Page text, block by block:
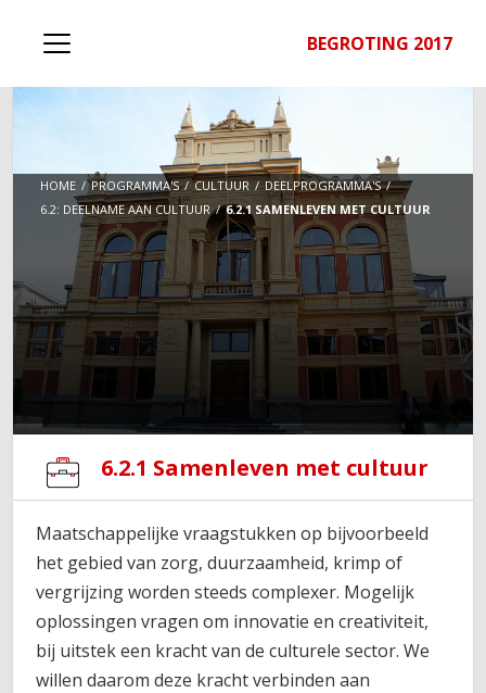
BEGROTING 2017
HOME PROGRAMMA'S CULTUUR
DEELPROGRAMMA'S
6.2: DEELNAME AAN CULTUUR
6.2.1 SAMENLEVEN MET CULTUUR
6.2.1 Samenleven met cultuur
Maatschappelijke vraagstukken op bijvoorbeeld
het gebied van zorg, duurzaamheid, krimp of
vergrijzing worden steeds complexer. Mogelijk
oplossingen vragen om innovatie en creativiteit,
bij uitstek een kracht van de culturele sector. We
willen daarom deze kracht verbinden aan